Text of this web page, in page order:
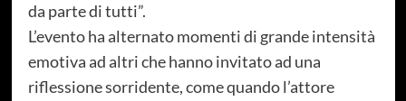
da parte di tutti”.
L’evento ha alternato momenti di grande intensità
emotiva ad altri che hanno invitato ad una
riflessione sorridente, come quando l’attore